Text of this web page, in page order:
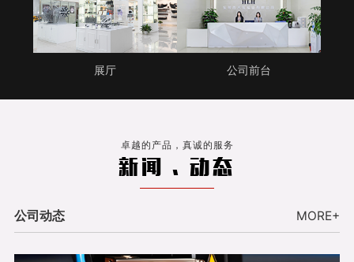
展厅 公司前台
卓越的产品，真诚的服务
新闻 . 动态
公司动态 MORE+